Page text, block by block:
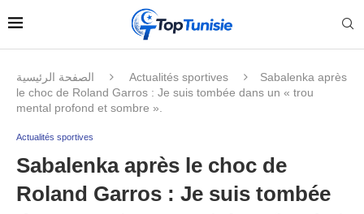
الصفحة الرئيسية Actualités sportives
Sabalenka après
le choc de Roland Garros : Je suis tombée dans un « trou
mental profond et sombre ».
Actualités sportives
Sabalenka après le choc de
Roland Garros : Je suis tombée